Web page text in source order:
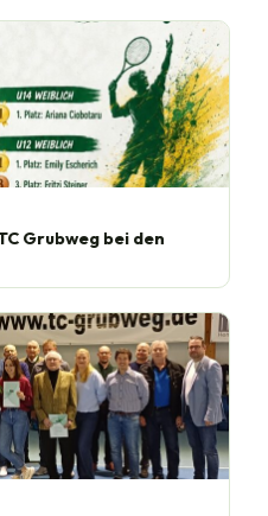
Grubweg bei den